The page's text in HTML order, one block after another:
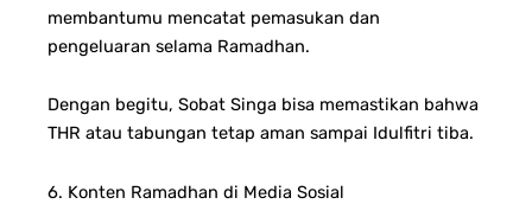
membantumu mencatat pemasukan dan
pengeluaran selama Ramadhan.
Dengan begitu, Sobat Singa bisa memastikan bahwa
THR atau tabungan tetap aman sampai Idulfitri tiba.
6. Konten Ramadhan di Media Sosial